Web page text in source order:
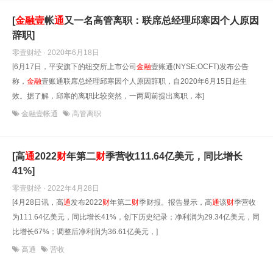
[金融壹帐通又一名高管离职：联席总经理邱寒因个人原因
辞职]
零壹财经 · 2020年6月18日
[6月17日，平安旗下的纽交所上市公司金融壹账通(NYSE:OCFT)发布公告
称， 金融壹账通联席总经理邱寒因个人原因辞职，自2020年6月15日起生
效。据了解，邱寒的离职比较突然，一两周前提出离职，本]
金融壹帐通 高管离职
[高通2022财年第二财季营收111.64亿美元，同比增长
41%]
零壹财经 · 2022年4月28日
[4月28日讯，高通发布2022财年第二财季财报。报告显示，高通该财季营收
为111.64亿美元，同比增长41%，创下历史纪录；净利润为29.34亿美元，同
比增长67%；调整后净利润为36.61亿美元，]
高通 营收